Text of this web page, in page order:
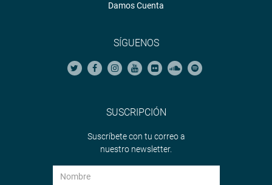
Damos Cuenta
SÍGUENOS
SUSCRIPCIÓN
Suscríbete con tu correo a
nuestro newsletter.